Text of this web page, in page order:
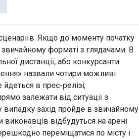
Якщо до моменту початку
звичайному форматі з глядачами. В
дистанції, або конкурсанти
назвали чотири можливі
в прес-релізі,
залежати від ситуації з
захід пройде в звичайному
відбудуться на арені
переміщатися по місту і